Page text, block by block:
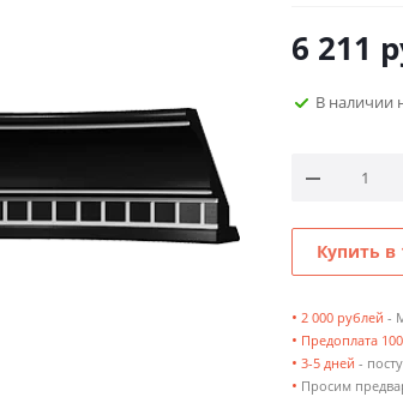
6 211
В наличии
Купить в
• 2 000 рублей -
• Предоплата
• 3-5 дней -
• Просим